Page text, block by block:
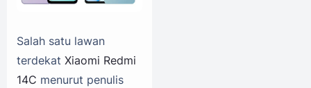
Salah satu lawan
terdekat Xiaomi Redmi
14C menurut penulis